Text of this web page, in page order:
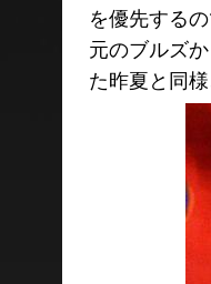
を優先する
元のブルズ
た昨夏と同